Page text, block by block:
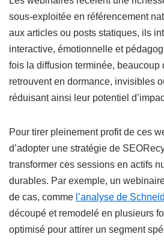
sous-exploitée en référencement
aux articles ou posts statiques, ils
interactive, émotionnelle et
fois la diffusion terminée, beaucoup
retrouvent en dormance, invisibles
réduisant ainsi leur potentiel
Pour tirer pleinement profit de ces
d’adopter une stratégie de
transformer ces sessions en actifs
durables. Par exemple, un
de cas, comme l’analyse de
découpé et remodelé en plusieurs
optimisé pour attirer un segment